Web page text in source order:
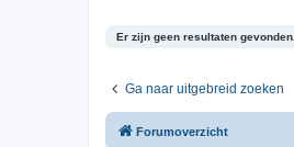
Er zijn geen resultaten gevonden.
Ga naar uitgebreid zoeken
Forumoverzicht